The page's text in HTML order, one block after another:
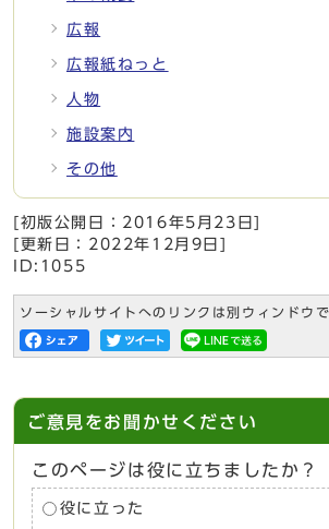
広報
広報紙ねっと
人物
施設案内
その他
[初版公開日： 2016年5月23日]
[更新日： 2022年12月9日 ]
ID:1055
ソーシャルサイトへのリンクは別ウィンドウ
ご意見をお聞かせください
このページは役に立ちましたか？
役に立った